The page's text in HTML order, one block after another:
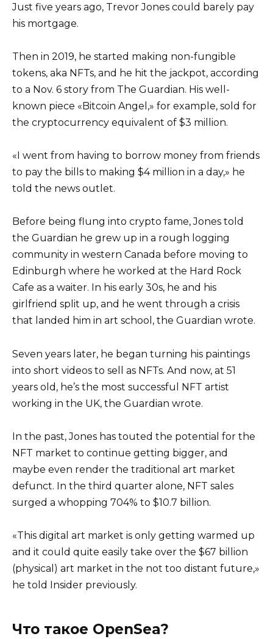
Just five years ago, Trevor Jones could barely pay
his mortgage.
Then in 2019, he started making non-fungible
tokens, aka NFTs, and he hit the jackpot, according
to a Nov. 6 story from The Guardian. His well-
known piece «Bitcoin Angel,» for example, sold for
the cryptocurrency equivalent of $3 million.
«I went from having to borrow money from friends
to pay the bills to making $4 million in a day,» he
told the news outlet.
Before being flung into crypto fame, Jones told
the Guardian he grew up in a rough logging
community in western Canada before moving to
Edinburgh where he worked at the Hard Rock
Cafe as a waiter. In his early 30s, he and his
girlfriend split up, and he went through a crisis
that landed him in art school, the Guardian wrote.
Seven years later, he began turning his paintings
into short videos to sell as NFTs. And now, at 51
years old, he’s the most successful NFT artist
working in the UK, the Guardian wrote.
In the past, Jones has touted the potential for the
NFT market to continue getting bigger, and
maybe even render the traditional art market
defunct. In the third quarter alone, NFT sales
surged a whopping 704% to $10.7 billion.
«This digital art market is only getting warmed up
and it could quite easily take over the $67 billion
(physical) art market in the not too distant future,»
he told Insider previously.
Что такое OpenSea?